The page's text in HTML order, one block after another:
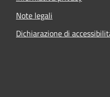
Note legali
Dichiarazione di